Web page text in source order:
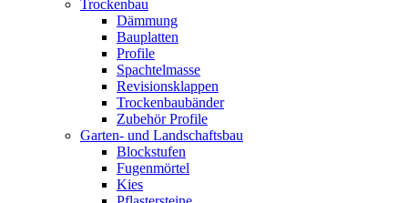
Trockenbau
Dämmung
Bauplatten
Profile
Spachtelmasse
Revisionsklappen
Trockenbaubänder
Zubehör Profile
Garten- und Landschaftsbau
Blockstufen
Fugenmörtel
Kies